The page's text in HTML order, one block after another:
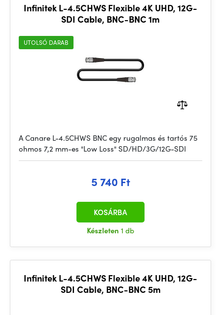
Infinitek L-4.5CHWS Flexible 4K UHD, 12G-
SDI Cable, BNC-BNC 1m
UTOLSÓ DARAB
A Canare L-4.5CHWS BNC egy rugalmas és tartós 75
ohmos 7,2 mm-es "Low Loss" SD/HD/3G/12G-SDI
5 740 Ft
Készleten 1 db
KOSÁRBA
Infinitek L-4.5CHWS Flexible 4K UHD, 12G-
SDI Cable, BNC-BNC 5m